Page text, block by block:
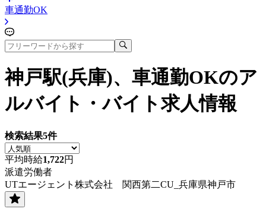
車通勤OK
神戸駅(兵庫)、車通勤OKのア
ルバイト・バイト求人情報
検索結果5件
平均時給1,722円
派遣労働者
UTエージェント株式会社 関西第二CU_兵庫県神戸市